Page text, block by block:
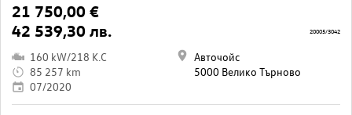
21 750,00 €
42 539,30 лв.
160 kW/218 K.C
85 257 km
07/2020
Авточойс
5000 Велико Търново
20005/3042